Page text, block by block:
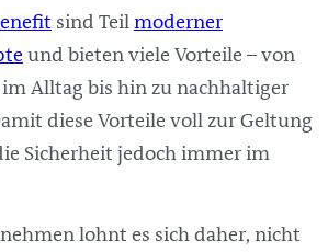
sind Teilmoderner
und bieten viele Vorteile – von
Alltag bis hin zu nachhaltiger
diese Vorteile voll zur Geltung
Sicherheit jedoch immer im
lohnt es sich daher, nicht